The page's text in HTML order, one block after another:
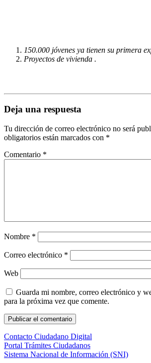
150.000 jóvenes ya tienen su primera
Proyectos de vivienda .
Deja una respuesta
Tu dirección de correo electrónico no será
obligatorios están marcados con *
Comentario *
Nombre *
Correo electrónico *
Web
Guarda mi nombre, correo electrónico y
para la próxima vez que comente.
Contacto Ciudadano Digital
Portal Trámites Ciudadanos
Sistema Nacional de Información (SNI)